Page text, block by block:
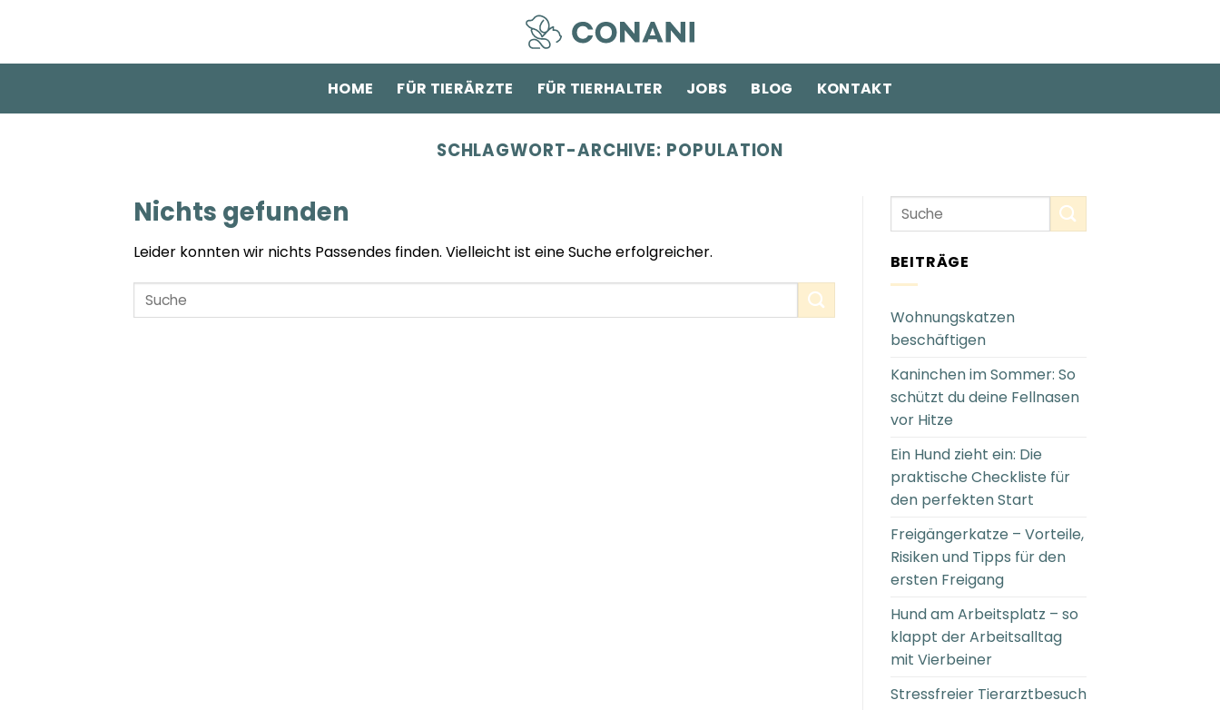
HOME
FÜR TIERÄRZTE FÜR TIERHALTER JOBS BLOG KONTAKT
SCHLAGWORT-ARCHIVE: POPULATION
Nichts gefunden
Leider konnten wir nichts Passendes finden. Vielleicht ist eine Suche erfolgreicher. BEITRÄGE
Wohnungskatzen
beschäftigen
Kaninchen im Sommer: So
schützt du deine Fellnasen
vor Hitze
Ein Hund zieht ein: Die
praktische Checkliste für
den perfekten Start
Freigängerkatze – Vorteile,
Risiken und Tipps für den
ersten Freigang
Hund am Arbeitsplatz – so
klappt der Arbeitsalltag
mit Vierbeiner
Stressfreier Tierarztbesuch